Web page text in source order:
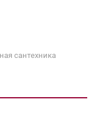
сантехника